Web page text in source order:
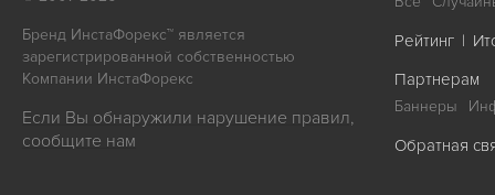
Бренд ИнстаФорекс™ является
зарегистрированной собственностью
Компании ИнстаФорекс
Если Вы обнаружили нарушение правил,
сообщите нам
Рейтинг |
Партнерам
Баннеры
Обратная